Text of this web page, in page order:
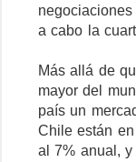
a cabo la
Más allá de
mayor del
país un
Chile están
al 7% anual,